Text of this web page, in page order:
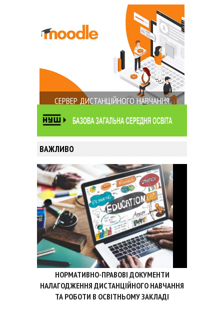
СЕРВЕР ДИСТАНЦІЙНОГО НАВЧАННЯ
ВАЖЛИВО
НОРМАТИВНО-ПРАВОВІ ДОКУМЕНТИ
НАЛАГОДЖЕННЯ ДИСТАНЦІЙНОГО НАВЧАННЯ
ТА РОБОТИ В ОСВІТНЬОМУ ЗАКЛАДІ